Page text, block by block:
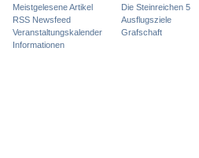
Meistgelesene Artikel
RSS Newsfeed
Veranstaltungskalender
Informationen
Die Steinreichen 5
Ausflugsziele
Grafschaft